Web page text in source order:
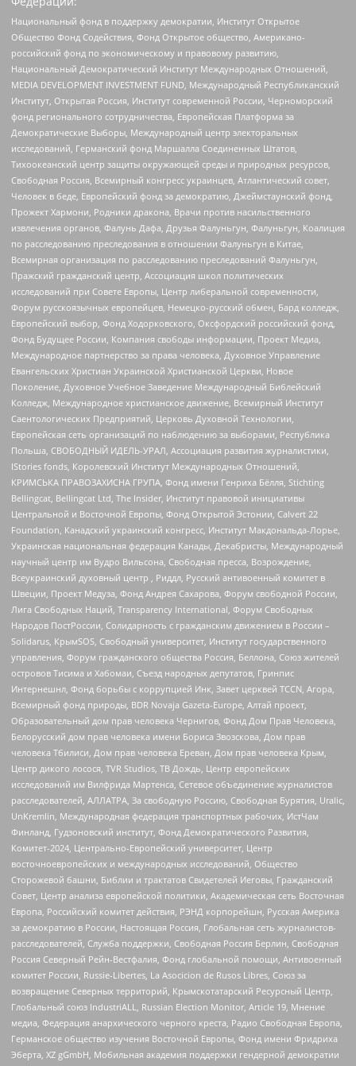
Национальный фонд в поддержку демократии, Институт Открытое
Общество Фонд Содействия, Фонд Открытое общество, Американо-
российский фонд по экономическому и правовому развитию,
Национальный Демократический Институт Международных Отношений,
MEDIA DEVELOPMENT INVESTMENT FUND, Международный Республиканский
Институт, Открытая Россия, Институт современной России, Черноморский
фонд регионального сотрудничества, Европейская Платформа за
Демократические Выборы, Международный центр электоральных
исследований, Германский фонд Маршалла Соединенных Штатов,
Тихоокеанский центр защиты окружающей среды и природных ресурсов,
Свободная Россия, Всемирный конгресс украинцев, Атлантический совет,
Человек в беде, Европейский фонд за демократию, Джеймстаунский фонд,
Прожект Хармони, Родники дракона, Врачи против насильственного
извлечения органов, Фалунь Дафа, Друзья Фалуньгун, Фалуньгун, Коалиция
по расследованию преследования в отношении Фалуньгун в Китае,
Всемирная организация по расследованию преследований Фалуньгун,
Пражский гражданский центр, Ассоциация школ политических
исследований при Совете Европы, Центр либеральной современности,
Форум русскоязычных европейцев, Немецко-русский обмен, Бард колледж,
Европейский выбор, Фонд Ходорковского, Оксфордский российский фонд,
Фонд Будущее России, Компания свободы информации, Проект Медиа,
Международное партнерство за права человека, Духовное Управление
Евангельских Христиан Украинской Христианской Церкви, Новое
Поколение, Духовное Учебное Заведение Международный Библейский
Колледж, Международное христианское движение, Всемирный Институт
Саентологических Предприятий, Церковь Духовной Технологии,
Европейская сеть организаций по наблюдению за выборами, Республика
Польша, СВОБОДНЫЙ ИДЕЛЬ-УРАЛ, Ассоциация развития журналистики,
IStories fonds, Королевский Институт Международных Отношений,
КРИМСЬКА ПРАВОЗАХИСНА ГРУПА, Фонд имени Генриха Бёлля, Stichting
Bellingcat, Bellingcat Ltd, The Insider, Институт правовой инициативы
Центральной и Восточной Европы, Фонд Открытой Эстонии, Calvert 22
Foundation, Канадский украинский конгресс, Институт Макдональда-Лорье,
Украинская национальная федерация Канады, Декабристы, Международный
научный центр им Вудро Вильсона, Свободная пресса, Возрождение,
Всеукраинский духовный центр , Риддл, Русский антивоенный комитет в
Швеции, Проект Медуза, Фонд Андрея Сахарова, Форум свободной России,
Лига Свободных Наций, Transparеncy International, Форум Свободных
Народов ПостРоссии, Солидарность с гражданским движением в России –
Solidarus, КрымSOS, Свободный университет, Институт государственного
управления, Форум гражданского общества Россия, Беллона, Союз жителей
островов Тисима и Хабомаи, Съезд народных депутатов, Гринпис
Интернешнл, Фонд борьбы с коррупцией Инк, Завет церквей TCCN, Агора,
Всемирный фонд природы, BDR Novaja Gazeta-Europe, Алтай проект,
Образовательный дом прав человека Чернигов, Фонд Дом Прав Человека,
Белорусский дом прав человека имени Бориса Звозскова, Дом прав
человека Тбилиси, Дом прав человека Ереван, Дом прав человека Крым,
Центр дикого лосося, TVR Studios, ТВ Дождь, Центр европейских
исследований им Вилфрида Мартенса, Сетевое объединение журналистов
расследователей, АЛЛАТРА, За свободную Россию, Свободная Бурятия, Uralic,
UnKremlin, Международная федерация транспортных рабочих, ИстЧам
Финланд, Гудзоновский институт, Фонд Демократического Развития,
Комитет-2024, Центрально-Европейский университет, Центр
восточноевропейских и международных исследований, Общество
Сторожевой башни, Библии и трактатов Свидетелей Иеговы, Гражданский
Совет, Центр анализа европейской политики, Академическая сеть Восточная
Европа, Российский комитет действия, РЭНД корпорейшн, Русская Америка
за демократию в России, Настоящая Россия, Глобальная сеть журналистов-
расследователей, Служба поддержки, Свободная Россия Берлин, Свободная
Россия Северный Рейн-Вестфалия, Фонд глобальной помощи, Антивоенный
комитет России, Russie-Libertes, La Asocicion de Rusos Libres, Союз за
возвращение Северных территорий, Крымскотатарский Ресурсный Центр,
Глобальный союз IndustriALL, Russian Election Monitor, Article 19, Мнение
медиа, Федерация анархического черного креста, Радио Свободная Европа,
Германское общество изучения Восточной Европы, Фонд имени Фридриха
Эберта, XZ gGmbH, Мобильная академия поддержки гендерной демократии